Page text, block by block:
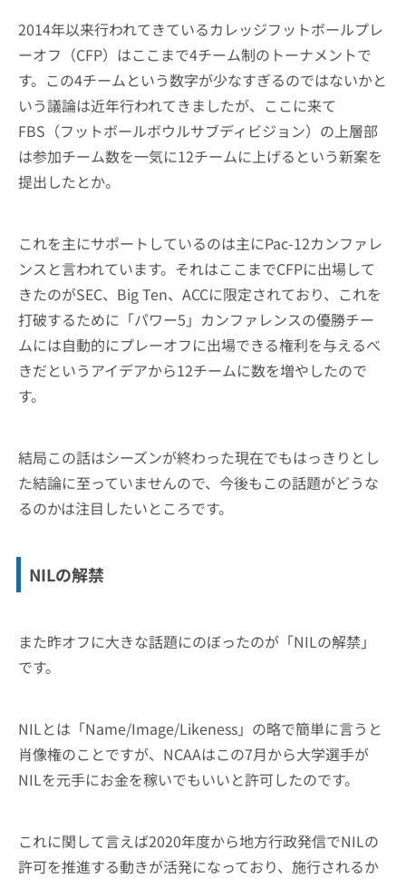
2014年以来行われてきているカレッジフットボールプレ
ーオフ（CFP）はここまで4チーム制のトーナメントで
す。この4チームという数字が少なすぎるのではないかと
いう議論は近年行われてきましたが、ここに来て
FBS（フットボールボウルサブディビジョン）の上層部
は参加チーム数を一気に12チームに上げるという新案を
提出したとか。
これを主にサポートしているのは主にPac-12カンファレ
ンスと言われています。それはここまでCFPに出場して
きたのがSEC、Big Ten、ACCに限定されており、これを
打破するために「パワー5」カンファレンスの優勝チー
ムには自動的にプレーオフに出場できる権利を与えるべ
きだというアイデアから12チームに数を増やしたので
す。
結局この話はシーズンが終わった現在でもはっきりとし
た結論に至っていませんので、今後もこの話題がどうな
るのかは注目したいところです。
NILの解禁
また昨オフに大きな話題にのぼったのが「NILの解禁」
です。
NILとは「Name/Image/Likeness」の略で簡単に言うと
肖像権のことですが、NCAAはこの7月から大学選手が
NILを元手にお金を稼いでもいいと許可したのです。
これに関して言えば2020年度から地方行政発信でNILの
許可を推進する動きが活発になっており、施行されるか